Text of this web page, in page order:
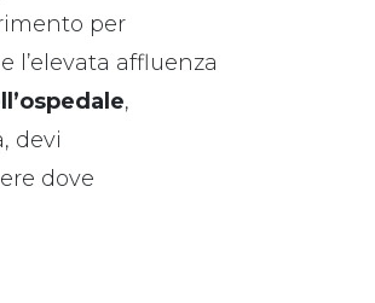
per
l’elevata affluenza
,
devi
dove